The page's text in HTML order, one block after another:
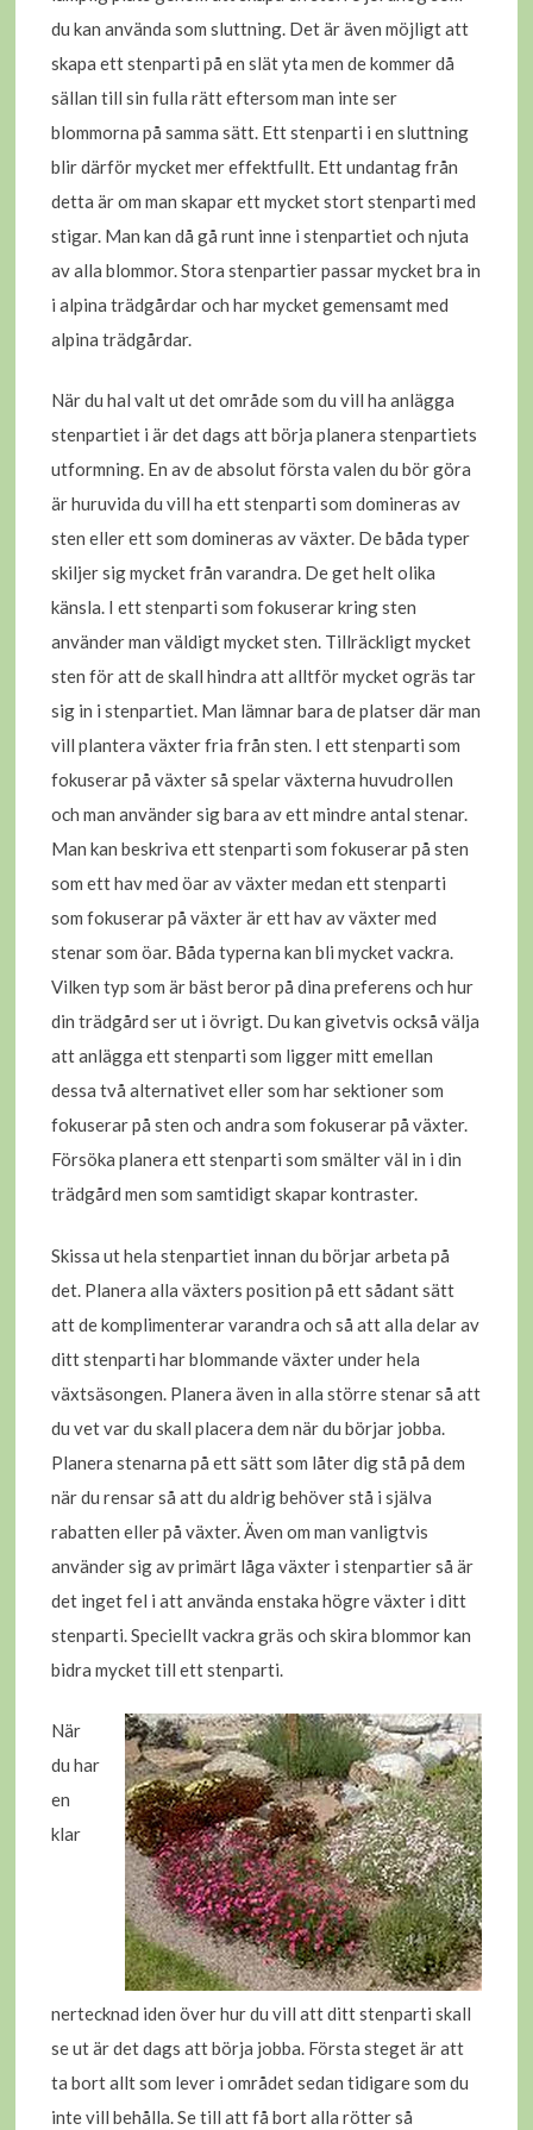
du kan använda som sluttning. Det är även möjligt att
skapa ett stenparti på en slät yta men de kommer då
sällan till sin fulla rätt eftersom man inte ser
blommorna på samma sätt. Ett stenparti i en sluttning
blir därför mycket mer effektfullt. Ett undantag från
detta är om man skapar ett mycket stort stenparti med
stigar. Man kan då gå runt inne i stenpartiet och njuta
av alla blommor. Stora stenpartier passar mycket bra in
i alpina trädgårdar och har mycket gemensamt med
alpina trädgårdar.
När du hal valt ut det område som du vill ha anlägga
stenpartiet i är det dags att börja planera stenpartiets
utformning. En av de absolut första valen du bör göra
är huruvida du vill ha ett stenparti som domineras av
sten eller ett som domineras av växter. De båda typer
skiljer sig mycket från varandra. De get helt olika
känsla. I ett stenparti som fokuserar kring sten
använder man väldigt mycket sten. Tillräckligt mycket
sten för att de skall hindra att alltför mycket ogräs tar
sig in i stenpartiet. Man lämnar bara de platser där man
vill plantera växter fria från sten. I ett stenparti som
fokuserar på växter så spelar växterna huvudrollen
och man använder sig bara av ett mindre antal stenar.
Man kan beskriva ett stenparti som fokuserar på sten
som ett hav med öar av växter medan ett stenparti
som fokuserar på växter är ett hav av växter med
stenar som öar. Båda typerna kan bli mycket vackra.
Vilken typ som är bäst beror på dina preferens och hur
din trädgård ser ut i övrigt. Du kan givetvis också välja
att anlägga ett stenparti som ligger mitt emellan
dessa två alternativet eller som har sektioner som
fokuserar på sten och andra som fokuserar på växter.
Försöka planera ett stenparti som smälter väl in i din
trädgård men som samtidigt skapar kontraster.
Skissa ut hela stenpartiet innan du börjar arbeta på
det. Planera alla växters position på ett sådant sätt
att de komplimenterar varandra och så att alla delar av
ditt stenparti har blommande växter under hela
växtsäsongen. Planera även in alla större stenar så att
du vet var du skall placera dem när du börjar jobba.
Planera stenarna på ett sätt som låter dig stå på dem
när du rensar så att du aldrig behöver stå i själva
rabatten eller på växter. Även om man vanligtvis
använder sig av primärt låga växter i stenpartier så är
det inget fel i att använda enstaka högre växter i ditt
stenparti. Speciellt vackra gräs och skira blommor kan
bidra mycket till ett stenparti.
När
du har
en
klar
nertecknad iden över hur du vill att ditt stenparti skall
se ut är det dags att börja jobba. Första steget är att
ta bort allt som lever i området sedan tidigare som du
inte vill behålla. Se till att få bort alla rötter så